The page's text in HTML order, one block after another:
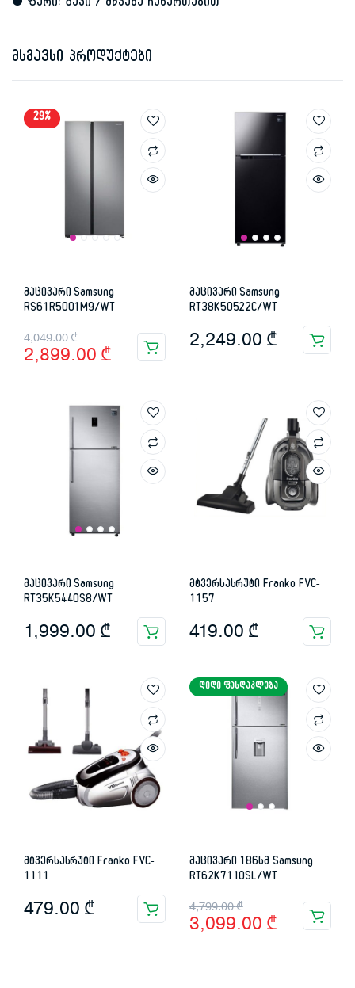
• ფერი: შავი / მწვანე ჩანართებით
მსგავსი პროდუქტები
29%
მაცივარი Samsung
RS61R5001M9/WT
4,049.00₾
Original
price
4,049.00 ₾.
2,899.00 ₾
Current
price
2,899.00 ₾.
მაცივარი Samsung
RT38K50522C/WT
2,249.00 ₾
მაცივარი Samsung
RT35K5440S8/WT
1,999.00 ₾
მტვერსასრუტი Franko FVC-
1157
419.00 ₾
მტვერსასრუტი Franko FVC-
1111
479.00 ₾
ᲓᲘᲓᲘ ᲤᲐᲡᲓᲐᲙᲚᲔᲑᲐ
მაცივარი 186სმ Samsung
RT62K7110SL/WT
4,799.00₾
Original
price
3,099.00 ₾
Current
price